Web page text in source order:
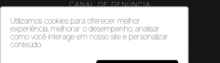
Utilizamos cookies para oferecer melhor
experiência, melhorar o desempenho, analisar
como você interage em nosso site e personalizar
conteúdo.
CANAL DE DENÚNCIA
Copyright ©‎ 2026. Porcelanatos, revestimentos cerâmicos e vinílicos -